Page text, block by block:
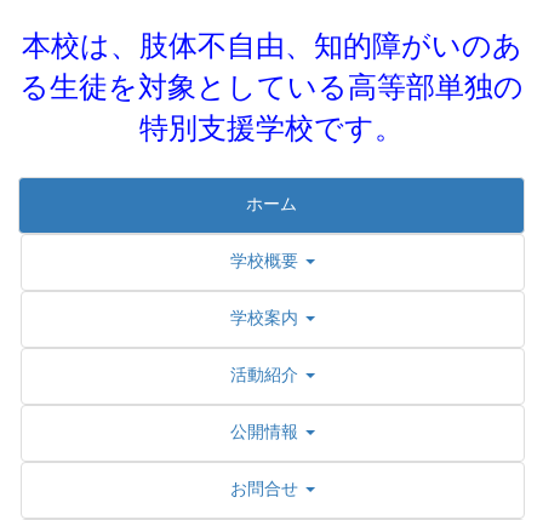
本校は、肢体不自由、知的障がいのあ
る生徒を対象としている高等部単独の
特別支援学校です。
ホーム
学校概要
学校案内
活動紹介
公開情報
お問合せ